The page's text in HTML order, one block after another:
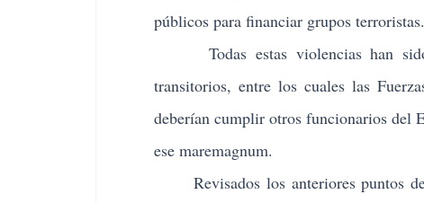
públicos para financiar grupos terroristas.
Todas estas violencias han sido
transitorios, entre los cuales las
deberían cumplir otros funcionarios del
ese maremagnum.
Revisados los anteriores puntos de